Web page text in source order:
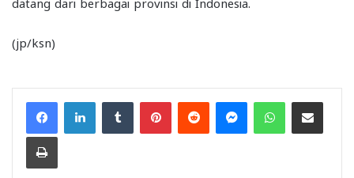
(jp/ksn)
FacebookLinkedInTumblr PinterestReddit MessengerWhatsAppShare via Email
Print